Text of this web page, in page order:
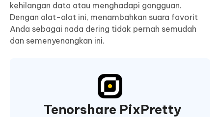
kehilangan data atau menghadapi gangguan.
Dengan alat-alat ini, menambahkan suara favorit
Anda sebagai nada dering tidak pernah semudah
dan semenyenangkan ini.
Tenorshare PixPretty